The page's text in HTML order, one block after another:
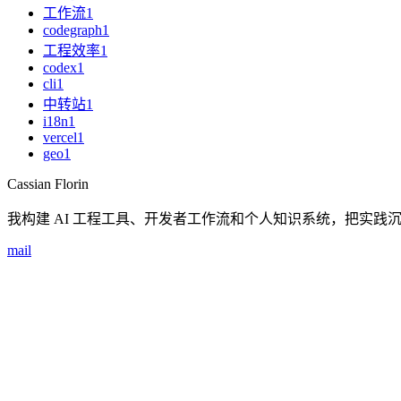
工作流1
codegraph1
工程效率1
codex1
cli1
中转站1
i18n1
vercel1
geo1
Cassian Florin
我构建 AI 工程工具、开发者工作流和个人知识系统，把实践沉
mail